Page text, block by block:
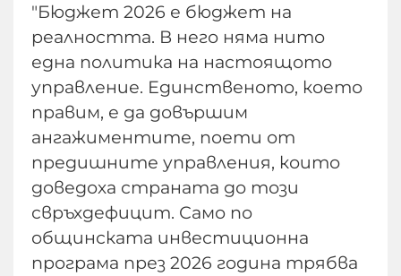
"Бюджет 2026 е бюджет на
реалността. В него няма нито
една политика на настоящото
управление. Единственото, което
правим, е да довършим
ангажиментите, поети от
предишните управления, които
доведоха страната до този
свръхдефицит. Само по
общинската инвестиционна
програма през 2026 година трябва